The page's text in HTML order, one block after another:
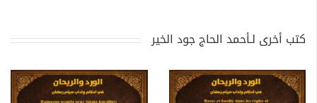
كتب أخرى لـأحمد الحاج جود الخير